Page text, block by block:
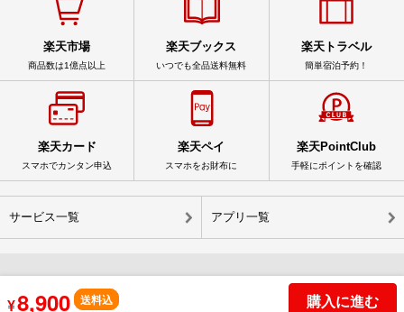
¥8,900 送料込 購入に進む
楽天市場
商品数は1億点以上
楽天ブックス
いつでも全品送料無料
楽天トラベル
簡単宿泊予約！
楽天カード
スマホでカンタン申込
楽天ペイ
スマホをお財布に
楽天PointClub
手軽にポイントを確認
サービス一覧 アプリ一覧